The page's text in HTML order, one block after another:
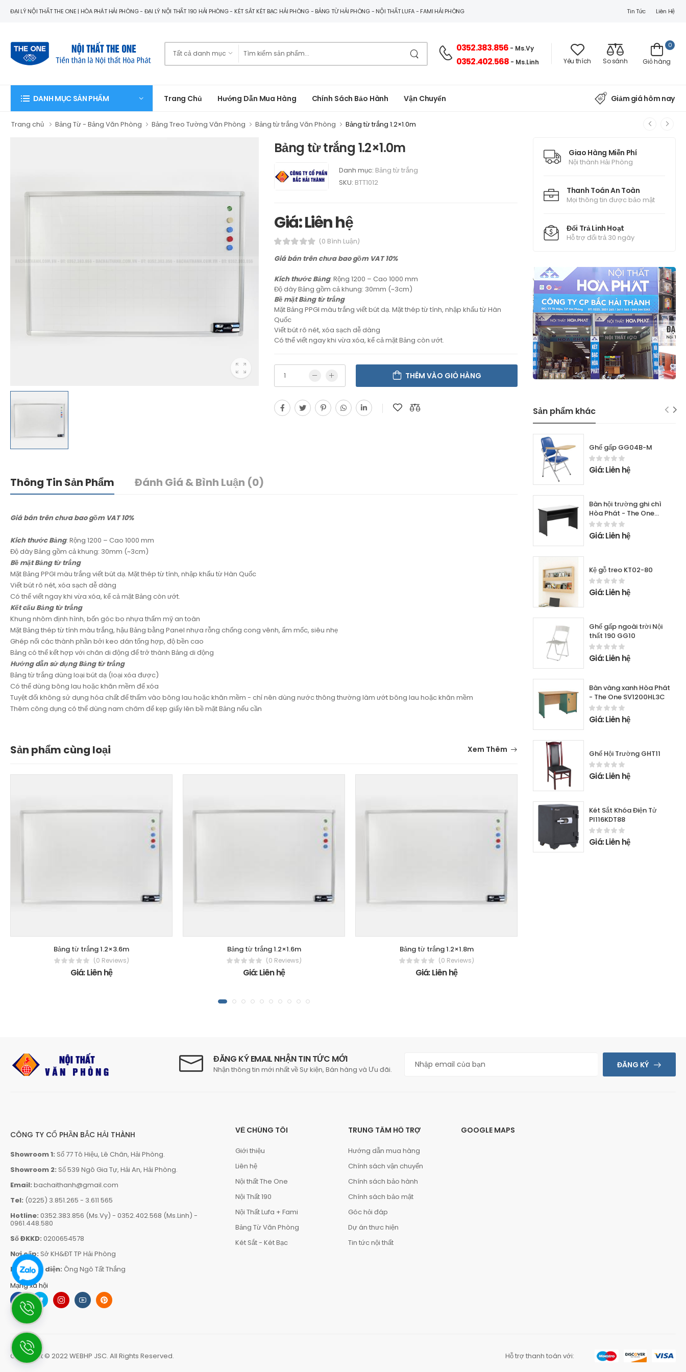
ĐẠI LÝ NỘI THẤT THE ONE | HÒA PHÁT HẢI PHÒNG - ĐẠI LÝ NỘI THẤT 190 HẢI PHÒNG - KÉT SẮT KÉT BẠC HẢI PHÒNG - BẢNG TỪ HẢI PHÒNG - NỘI THẤT LUFA - FAMI HẢI PHÒNG Tin Tức Liên Hệ
0352.383.856 - Ms.Vy
0352.402.568 - Ms.Linh Yêu thích So sánh
0
Giỏ hàng
DANH MỤC SẢN PHẨM Trang Chủ Hướng Dẫn Mua Hàng Chính Sách Bảo Hành Vận Chuyển Giảm giá hôm nay
Trang chủ Bảng Từ - Bảng Văn Phòng Bảng Treo Tường Văn Phòng Bảng từ trắng Văn Phòng Bảng từ trắng 1.2×1.0m
Bảng từ trắng 1.2×1.0m
Danh mục: Bảng từ trắng
SKU: BTT1012
Giá: Liên hệ
(0 Bình Luận)
Giá bán trên chưa bao gồm VAT 10%
Kích thước Bảng: Rộng 1200 – Cao 1000 mm
Độ dày Bảng gồm cả khung: 30mm (~3cm)
Bề mặt Bảng từ trắng
Mặt Bảng PPGI màu trắng viết bút dạ. Mặt thép từ tính, nhập khẩu từ Hàn
Quốc
Viết bút rõ nét, xóa sạch dễ dàng
Có thể viết ngay khi vừa xóa, kể cả mặt Bảng còn ướt.
THÊM VÀO GIỎ HÀNG
Thông Tin Sản Phẩm Đánh Giá & Bình Luận (0)
Giá bán trên chưa bao gồm VAT 10%
Kích thước Bảng: Rộng 1200 – Cao 1000 mm
Độ dày Bảng gồm cả khung: 30mm (~3cm)
Bề mặt Bảng từ trắng
Mặt Bảng PPGI màu trắng viết bút dạ. Mặt thép từ tính, nhập khẩu từ Hàn Quốc
Viết bút rõ nét, xóa sạch dễ dàng
Có thể viết ngay khi vừa xóa, kể cả mặt Bảng còn ướt.
Kết cấu Bảng từ trắng
Khung nhôm định hình, bốn góc bo nhựa thẩm mỹ an toàn
Mặt Bảng thép từ tính màu trắng, hậu Bảng bằng Panel nhựa rỗng chống cong vênh, ẩm mốc, siêu nhẹ
Ghép nối các thành phần bởi keo dán tổng hợp, độ bền cao
Bảng có thể kết hợp với chân di động để trở thành Bảng di động
Hướng dẫn sử dụng Bảng từ trắng
Bảng từ trắng dùng loại bút dạ (loại xóa được)
Có thể dùng bông lau hoặc khăn mềm để xóa
Tuyệt đối không sử dụng hóa chất để thấm vào bông lau hoặc khăn mềm - chỉ nên dùng nước thông thường làm ướt bông lau hoặc khăn mềm
Thêm công dụng có thể dùng nam châm để kẹp giấy lên bề mặt Bảng nếu cần
Sản phẩm cùng loại Xem Thêm
Bảng từ trắng 1.2×3.6m
(0 Reviews)
Giá: Liên hệ
Bảng từ trắng 1.2×1.6m
(0 Reviews)
Giá: Liên hệ
Bảng từ trắng 1.2×1.8m
(0 Reviews)
Giá: Liên hệ
Giao Hàng Miễn Phí
Nội thành Hải Phòng
Thanh Toán An Toàn
Mọi thông tin được bảo mật
Đổi Trả Linh Hoạt
Hỗ trợ đổi trả 30 ngày
Sản phẩm khác
Ghế gấp GG04B-M
Giá: Liên hệ
Bàn hội trường ghi chì
Hòa Phát - The One
HP1650L
Giá: Liên hệ
Kệ gỗ treo KT02-80
Giá: Liên hệ
Ghế gấp ngoài trời Nội
thất 190 GG10
Giá: Liên hệ
Bàn vàng xanh Hòa Phát
- The One SV1200HL3C
Giá: Liên hệ
Ghế Hội Trường GHT11
Giá: Liên hệ
Két Sắt Khóa Điện Tử
PI116KDT88
Giá: Liên hệ
ĐĂNG KÝ EMAIL NHẬN TIN TỨC MỚI
Nhận thông tin mới nhất về Sự kiện, Bán hàng và Ưu đãi. ĐĂNG KÝ
CÔNG TY CỔ PHẦN BẮC HẢI THÀNH
Showroom 1: Số 77 Tô Hiệu, Lê Chân, Hải Phòng.
Showroom 2: Số 539 Ngô Gia Tự, Hải An, Hải Phòng.
Email: bachaithanh@gmail.com
Tel: (0225) 3.851.265 - 3.611 565
Hotline: 0352.383.856 (Ms.Vy) - 0352.402.568 (Ms.Linh) -
0961.448.580
Số ĐKKD: 0200654578
Nơi cấp: Sở KH&ĐT TP Hải Phòng
Người đại diện: Ông Ngô Tất Thắng
Mạng xã hội
VỀ CHÚNG TÔI
Giới thiệu
Liên hệ
Nội thất The One
Nội Thất 190
Nội Thất Lufa + Fami
Bảng Từ Văn Phòng
Két Sắt - Két Bạc
TRUNG TÂM HỖ TRỢ
Hướng dẫn mua hàng
Chính sách vận chuyển
Chính sách bảo hành
Chính sách bảo mật
Góc hỏi đáp
Dự án thưc hiện
Tin tức nội thất
GOOGLE MAPS
Copyright © 2022WEBHP JSC. All Rights Reserved. Hỗ trợ thanh toán với: